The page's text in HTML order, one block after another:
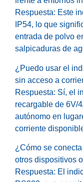
Respuesta: Este
IP54, lo que
entrada de polvo
salpicaduras de
¿Puedo usar el
sin acceso a
Respuesta: Sí, el
recargable de 6V/
autónomo en
corriente
¿Cómo se
otros dispositivos
Respuesta: El